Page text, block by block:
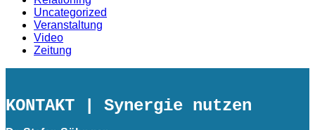
Uncategorized
Veranstaltung
Video
Zeitung
KONTAKT | Synergie nutzen